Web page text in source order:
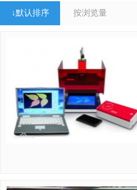
↓默认排序 按浏览量